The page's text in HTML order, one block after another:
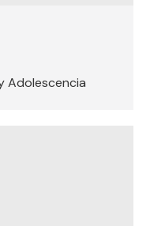
Adolescencia